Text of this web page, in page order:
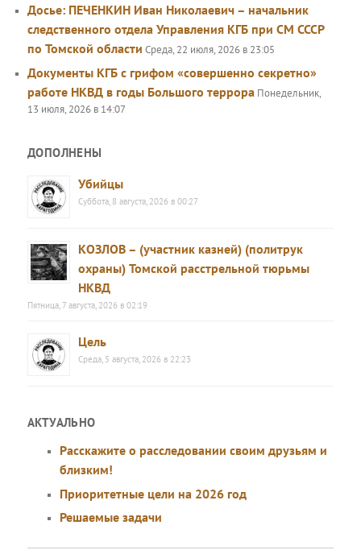
Досье: ПЕЧЕНКИН Иван Николаевич – начальник
следственного отдела Управления КГБ при СМ СССР
по Томской области Среда, 22 июля, 2026 в 23:05
Документы КГБ с грифом «совершенно секретно»
работе НКВД в годы Большого террора Понедельник,
13 июля, 2026 в 14:07
ДОПОЛНЕНЫ
Убийцы
Суббота, 8 августа, 2026 в 00:27
КОЗЛОВ – (участник казней) (политрук
охраны) Томской расстрельной тюрьмы
НКВД
Пятница, 7 августа, 2026 в 02:19
Цель
Среда, 5 августа, 2026 в 22:23
АКТУАЛЬНО
Расскажите о расследовании своим друзьям и
близким!
Приоритетные цели на 2026 год
Решаемые задачи